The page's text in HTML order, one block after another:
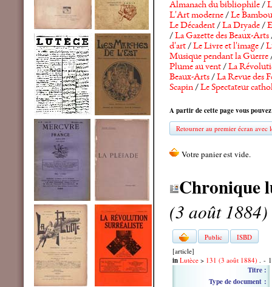
Almanach du bibliophile/
L'Art moderne/Le Bambou
Le Décadent/La Dryade/
/La Gazette des Beaux-Arts
d'art/Le Livre et l'image/
Musique pendant la Guerre
Plume au vent/La
Beaux-Arts/La Revue des
Scapin/Le Spectateur
A partir de cette page vous
Retourner au premier écran avec
Chronique
(3 août 1884)
Public
ISBD
[article]
in Lutèce > 131 (3 août 1884) . - 1
Titre :
Type de document :